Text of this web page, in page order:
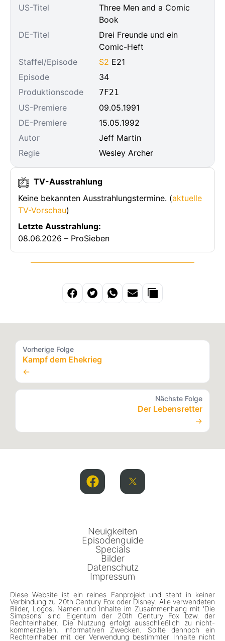
US-Titel
Three Men and a Comic
Book
DE-Titel
Drei Freunde und ein
Comic-Heft
Staffel/Episode
S2 E21
Episode
34
Produktionscode
7F21
US-Premiere
09.05.1991
DE-Premiere
15.05.1992
Autor
Jeff Martin
Regie
Wesley Archer
TV-Ausstrahlung
Keine bekannten Ausstrahlungstermine. (aktuelle
TV-Vorschau)
Letzte Ausstrahlung:
08.06.2026 – ProSieben
Vorherige Folge
Kampf dem Ehekrieg
←
Nächste Folge
Der Lebensretter
→
Neuigkeiten
Episodenguide
Specials
Bilder
Datenschutz
Impressum
Diese Website ist ein reines Fanprojekt und steht in keiner
Verbindung zu 20th Century Fox oder Disney. Alle verwendeten
Bilder, Logos, Namen und Inhalte im Zusammenhang mit 'Die
Simpsons' sind Eigentum der 20th Century Fox bzw. der
Rechteinhaber. Die Nutzung erfolgt ausschließlich zu nicht-
kommerziellen, informativen Zwecken. Sollte dennoch ein
Rechteinhaber mit der Verwendung bestimmter Inhalte nicht